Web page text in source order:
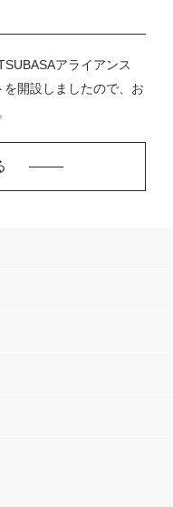
アライアンス
開設しましたので、お
。